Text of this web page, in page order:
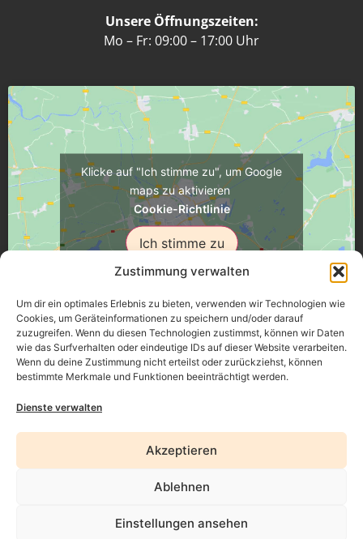
Zustimmung verwalten
Um dir ein optimales Erlebnis zu bieten, verwenden wir Technologien wie
Cookies, um Geräteinformationen zu speichern und/oder darauf
zuzugreifen. Wenn du diesen Technologien zustimmst, können wir Daten
wie das Surfverhalten oder eindeutige IDs auf dieser Website verarbeiten.
Wenn du deine Zustimmung nicht erteilst oder zurückziehst, können
bestimmte Merkmale und Funktionen beeinträchtigt werden.
Dienste verwalten
Akzeptieren
Ablehnen
Einstellungen ansehen
Unsere Öffnungszeiten:
Mo – Fr: 09:00 – 17:00 Uhr
Klicke auf "Ich stimme zu", um Google
maps zu aktivieren
Cookie-Richtlinie
Ich stimme zu
Üsenberger Strasse 11, 79346 Endingen a.K.
Datenschutz
Erklärung zur Barrierefreiheit
AGB
Widerrufsrecht